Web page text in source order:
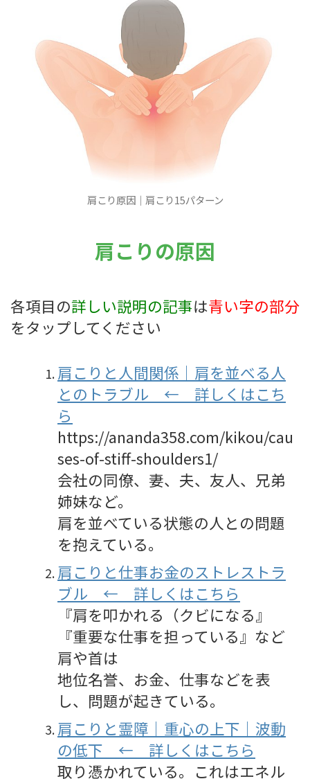
肩こり原因｜肩こり15パターン
肩こりの原因
各項目の詳しい説明の記事は青い字の部分
をタップしてください
肩こりと人間関係｜肩を並べる人
とのトラブル ← 詳しくはこち
ら
https://ananda358.com/kikou/cau
ses-of-stiff-shoulders1/
会社の同僚、妻、夫、友人、兄弟
姉妹など。
肩を並べている状態の人との問題
を抱えている。
肩こりと仕事お金のストレストラ
ブル ← 詳しくはこちら
『肩を叩かれる（クビになる』
『重要な仕事を担っている』など
肩や首は
地位名誉、お金、仕事などを表
し、問題が起きている。
肩こりと霊障｜重心の上下｜波動
の低下 ← 詳しくはこちら
取り憑かれている。これはエネル